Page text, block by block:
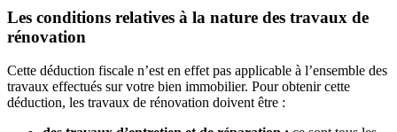
Les conditions relatives à la nature des travaux de
rénovation
Cette déduction fiscale n’est en effet pas applicable à l’ensemble des
travaux effectués sur votre bien immobilier. Pour obtenir cette
déduction, les travaux de rénovation doivent être :